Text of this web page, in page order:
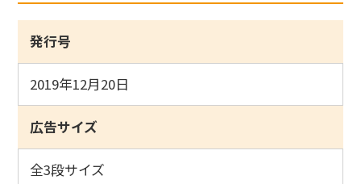
発行号
2019年12月20日
広告サイズ
全3段サイズ